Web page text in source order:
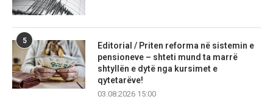
5
Editorial / Priten reforma në sistemin e
pensioneve – shteti mund ta marrë
shtyllën e dytë nga kursimet e
qytetarëve!
03.08.2026 15:00